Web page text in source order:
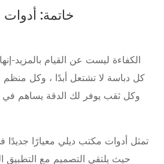
خاتمة:
الكفاءة ليست عن القيام بالمزيد-
كل دباسة لا تشتعل أبدًا ، وكل
وكل ثقب يوفر لك الدقة يساهم في
تمثل أدوات مكتب ديلي معيارًا جديدًا
حيث يلتقي التصميم مع